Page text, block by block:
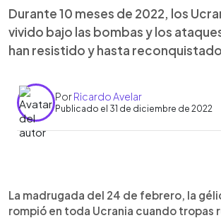
Durante 10 meses de 2022, los
vivido bajo las bombas y los
han resistido y hasta
PorRicardo Avelar
Publicado el 31 de diciembre de 2022
► Escuchar artículo
La madrugada del 24 de febrero, la
rompió en toda Ucrania cuando tropas